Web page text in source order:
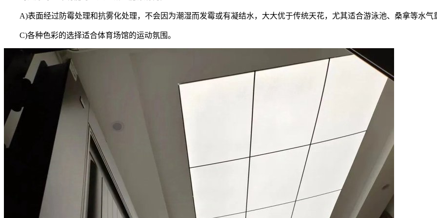
A)表面经过防霉处理和抗雾化处理，不会因为潮湿而发霉或有凝结水，大大优于传统天花，尤其适合游泳池、桑拿等水气
C)各种色彩的选择适合体育场馆的运动氛围。